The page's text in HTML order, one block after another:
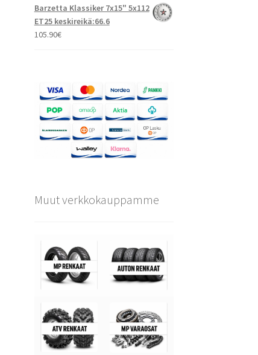
Barzetta Klassiker 7x15" 5x112
ET25 keskireikä:66.6
105.90€
Muut verkkokauppamme